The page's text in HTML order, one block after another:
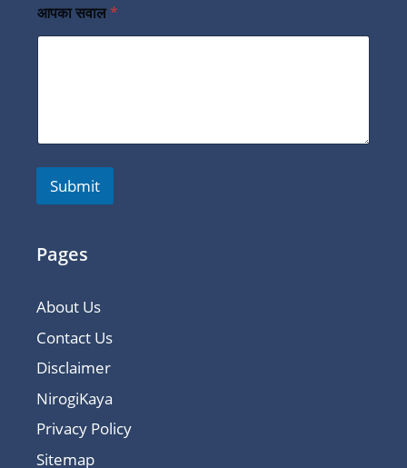
आपका सवाल*
Submit
Pages
About Us
Contact Us
Disclaimer
NirogiKaya
Privacy Policy
Sitemap